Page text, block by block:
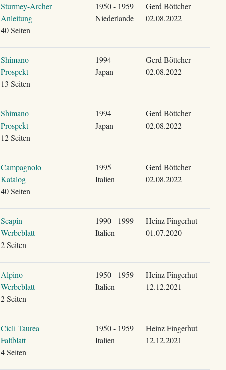
Sturmey-Archer
Anleitung
40 Seiten
1950 - 1959
Niederlande
Gerd Böttcher
02.08.2022
Shimano
Prospekt
13 Seiten
1994
Japan
Gerd Böttcher
02.08.2022
Shimano
Prospekt
12 Seiten
1994
Japan
Gerd Böttcher
02.08.2022
Campagnolo
Katalog
40 Seiten
1995
Italien
Gerd Böttcher
02.08.2022
Scapin
Werbeblatt
2 Seiten
1990 - 1999
Italien
Heinz Fingerhut
01.07.2020
Alpino
Werbeblatt
2 Seiten
1950 - 1959
Italien
Heinz Fingerhut
12.12.2021
Cicli Taurea
Faltblatt
4 Seiten
1950 - 1959
Italien
Heinz Fingerhut
12.12.2021